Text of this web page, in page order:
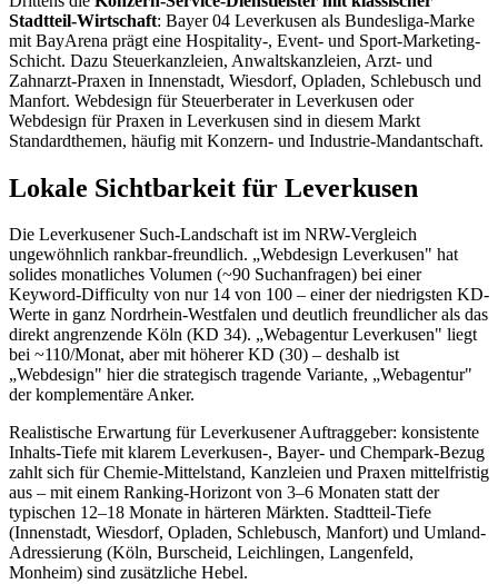
Stadtteil-Wirtschaft: Bayer 04 Leverkusen als Bundesliga-Marke
mit BayArena prägt eine Hospitality-, Event- und Sport-Marketing-
Schicht. Dazu Steuerkanzleien, Anwaltskanzleien, Arzt- und
Zahnarzt-Praxen in Innenstadt, Wiesdorf, Opladen, Schlebusch und
Manfort. Webdesign für Steuerberater in Leverkusen oder
Webdesign für Praxen in Leverkusen sind in diesem Markt
Standardthemen, häufig mit Konzern- und Industrie-Mandantschaft.
Lokale Sichtbarkeit für Leverkusen
Die Leverkusener Such-Landschaft ist im NRW-Vergleich
ungewöhnlich rankbar-freundlich. „Webdesign Leverkusen" hat
solides monatliches Volumen (~90 Suchanfragen) bei einer
Keyword-Difficulty von nur 14 von 100 – einer der niedrigsten KD-
Werte in ganz Nordrhein-Westfalen und deutlich freundlicher als das
direkt angrenzende Köln (KD 34). „Webagentur Leverkusen" liegt
bei ~110/Monat, aber mit höherer KD (30) – deshalb ist
„Webdesign" hier die strategisch tragende Variante, „Webagentur"
der komplementäre Anker.
Realistische Erwartung für Leverkusener Auftraggeber: konsistente
Inhalts-Tiefe mit klarem Leverkusen-, Bayer- und Chempark-Bezug
zahlt sich für Chemie-Mittelstand, Kanzleien und Praxen mittelfristig
aus – mit einem Ranking-Horizont von 3–6 Monaten statt der
typischen 12–18 Monate in härteren Märkten. Stadtteil-Tiefe
(Innenstadt, Wiesdorf, Opladen, Schlebusch, Manfort) und Umland-
Adressierung (Köln, Burscheid, Leichlingen, Langenfeld,
Monheim) sind zusätzliche Hebel.